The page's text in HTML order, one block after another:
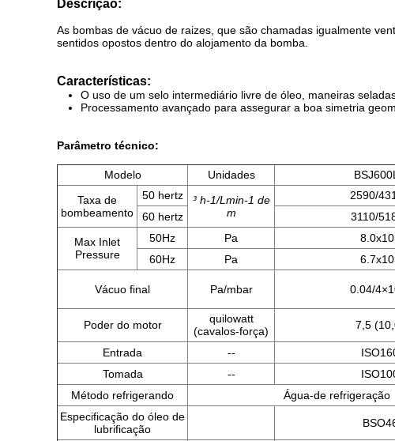
Descrição:
As bombas de vácuo de raizes, que são chamadas igualmente
sentidos opostos dentro do alojamento da bomba.
Características:
O uso de um selo intermediário livre de óleo, maneiras
Processamento avançado para assegurar a boa simetria
Parâmetro técnico:
Modelo Unidades
Taxa de
bombeamento
50 hertz
³ h-1/Lmin-1 de
m
2590/
60 hertz
3110/
Max Inlet
Pressure
50Hz Pa
60Hz
Pa
Vácuo final Pa/mbar 0.04/
Poder do motor
quilowatt
(cavalos-força)
7,5
Entrada --
Tomada
--
Método refrigerando
Água-de refrigeração
Especificação do óleo de
lubrificação